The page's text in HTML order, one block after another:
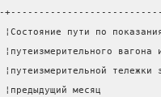
¦Состояние пути по
¦путеизмерительного
¦путеизмерительной
¦предыдущий месяц